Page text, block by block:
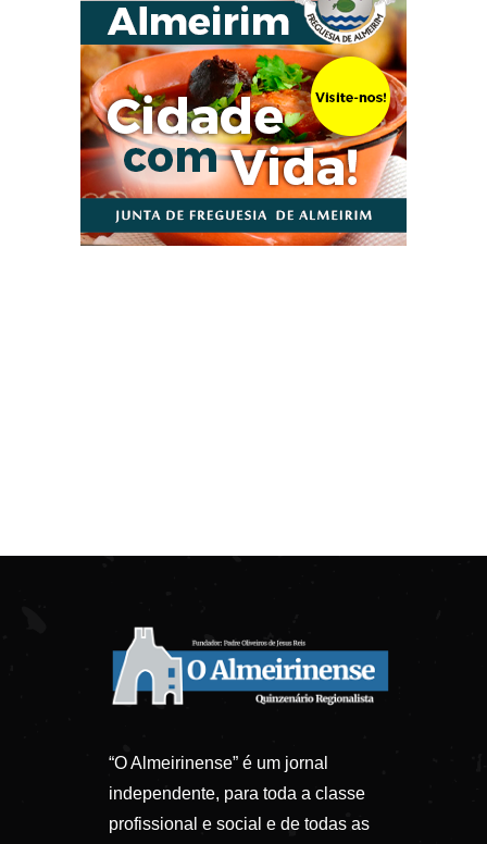
“O Almeirinense” é um jornal
independente, para toda a classe
profissional e social e de todas as